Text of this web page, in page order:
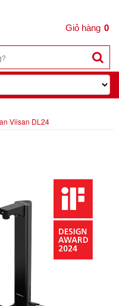
0
Viisan DL24